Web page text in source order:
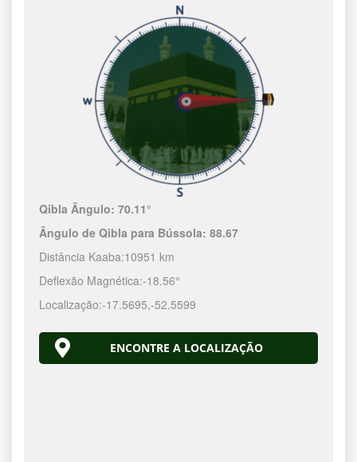
Qibla Ângulo:70.11°
Ângulo de Qibla para Bússola:88.67
Distância Kaaba:10951 km
Deflexão Magnética:-18.56°
Localização:-17.5695,-52.5600
ENCONTRE A LOCALIZAÇÃO